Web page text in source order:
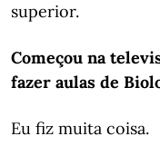
superior.
Começou na
fazer aulas de
Eu fiz muita coisa.